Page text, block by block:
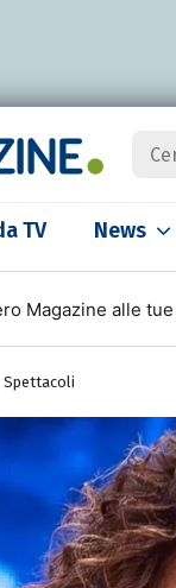
TV News
Magazine alle
Spettacoli